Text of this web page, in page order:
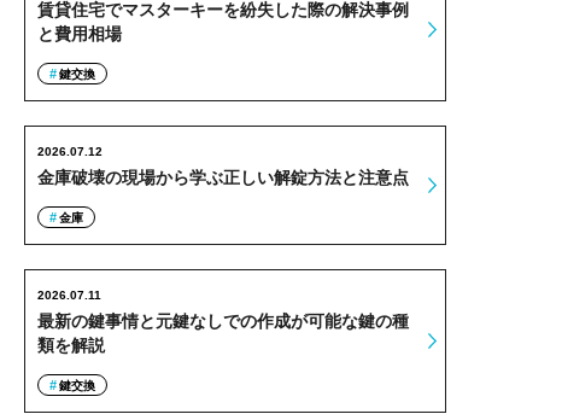
賃貸住宅でマスターキーを紛失した際の解決事例
と費用相場
鍵交換
金庫破壊の現場から学ぶ正しい解錠方法と注意点
2026.07.12
金庫
最新の鍵事情と元鍵なしでの作成が可能な鍵の種
類を解説
2026.07.11
鍵交換